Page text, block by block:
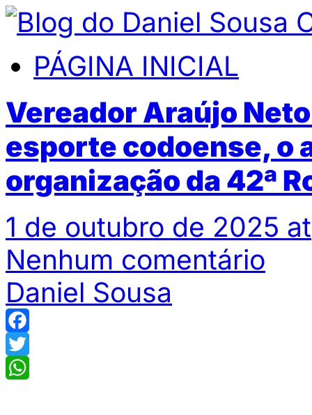
PÁGINA INICIAL
Vereador Araújo
esporte codoense, o
organização da 42ª
1 de outubro de 2025 at
Nenhum comentário
Daniel Sousa
Facebook
Twitter